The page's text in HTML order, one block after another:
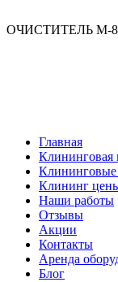
ОЧИСТИТЕЛЬ M-
Главная
Клининговая
Клининговые
Клининг
Наши работы
Отзывы
Акции
Контакты
Аренда
Блог